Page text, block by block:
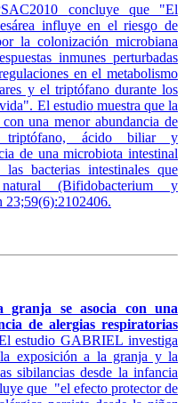
concluye que "El
influye en el riesgo de
la colonización microbiana
inmunes perturbadas
en el metabolismo
y el triptófano durante los
El estudiomuestra que la
con una menor abundancia de
triptófano, ácido biliar y
de una microbiota intestinal
bacterias intestinales que
(Bifidobacterium y
23;59(6):2102406.
granja se asocia con una
de alergias respiratorias
estudio GABRIEL investiga
exposición a la granja y la
sibilancias desde la infancia
que "el efecto protector de